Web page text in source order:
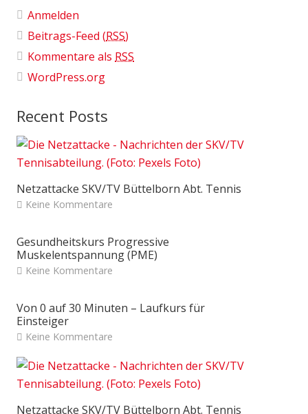
Anmelden
Beitrags-Feed (RSS)
Kommentare als RSS
WordPress.org
Recent Posts
Netzattacke SKV/TV Büttelborn Abt. Tennis
Keine Kommentare
Gesundheitskurs Progressive
Muskelentspannung (PME)
Keine Kommentare
Von 0 auf 30 Minuten – Laufkurs für
Einsteiger
Keine Kommentare
Netzattacke SKV/TV Büttelborn Abt. Tennis